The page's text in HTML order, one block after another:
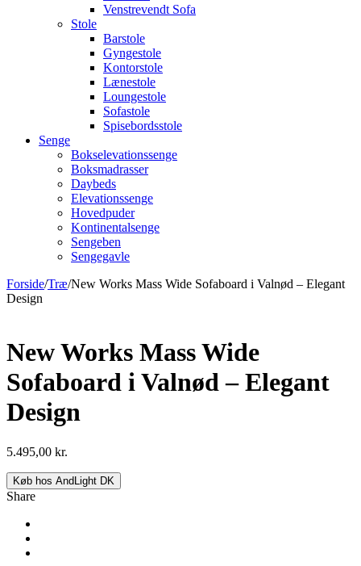
Venstrevendt Sofa
Stole
Barstole
Gyngestole
Kontorstole
Lænestole
Loungestole
Sofastole
Spisebordsstole
Senge
Bokselevationssenge
Boksmadrasser
Daybeds
Elevationssenge
Hovedpuder
Kontinentalsenge
Sengeben
Sengegavle
Forside/Træ/New Works Mass Wide Sofaboard i Valnød – Elegant
Design
New Works Mass Wide
Sofaboard i Valnød – Elegant
Design
5.495,00 kr.
Køb hos AndLight DK
Share